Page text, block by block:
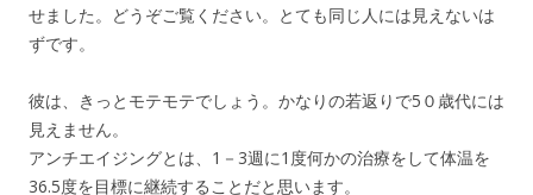
せました。どうぞご覧ください。とても同じ人には見えないは
ずです。
彼は、きっとモテモテでしょう。かなりの若返りで5０歳代には
見えません。
アンチエイジングとは、1－3週に1度何かの治療をして体温を
36.5度を目標に継続することだと思います。